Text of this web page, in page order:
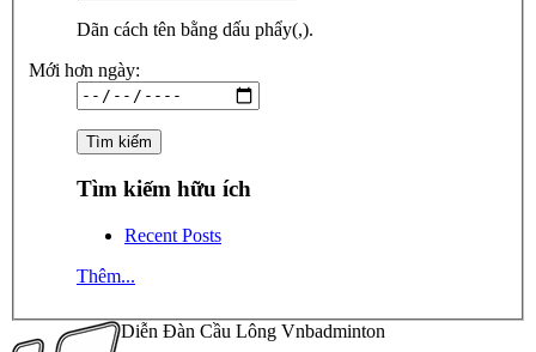
Dãn cách tên bằng dấu phẩy(,).
Mới hơn ngày:
Tìm kiếm hữu ích
Recent Posts
Thêm...
Diễn Đàn Cầu Lông Vnbadminton